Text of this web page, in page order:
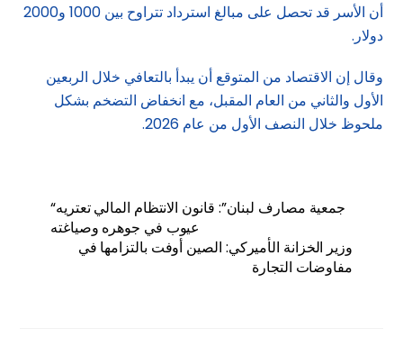
أن الأسر قد تحصل على مبالغ استرداد تتراوح بين 1000 و2000
دولار.
وقال إن الاقتصاد من المتوقع أن يبدأ بالتعافي خلال الربعين
الأول والثاني من العام المقبل، مع انخفاض التضخم بشكل
ملحوظ خلال النصف الأول من عام 2026.
“جمعية مصارف لبنان”: قانون الانتظام المالي تعتريه
عيوب في جوهره وصياغته
وزير الخزانة الأميركي: الصين أوفت بالتزامها في
مفاوضات التجارة